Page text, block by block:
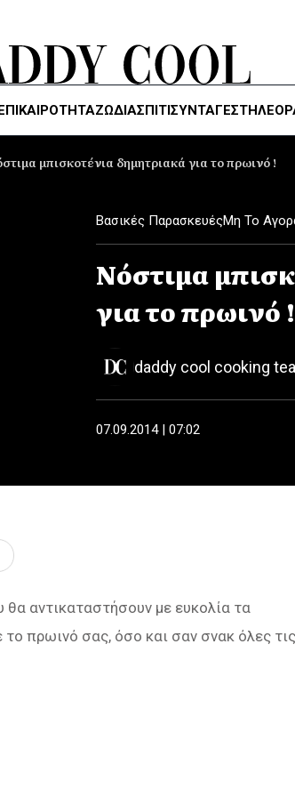
ΖΏΔΙΑΣΠΙΤΙΣΥΝΤΑΓΕΣ
μπισκοτένια δημητριακά για το πρωινό !
Βασικές ΠαρασκευέςΜη Το
Νόστιμα
για το πρωινό !
daddy cool cooking
07.09.2014 | 07:02
θα αντικαταστήσουν με ευκολία τα
πρωινό σας, όσο και σαν σνακ όλες τις